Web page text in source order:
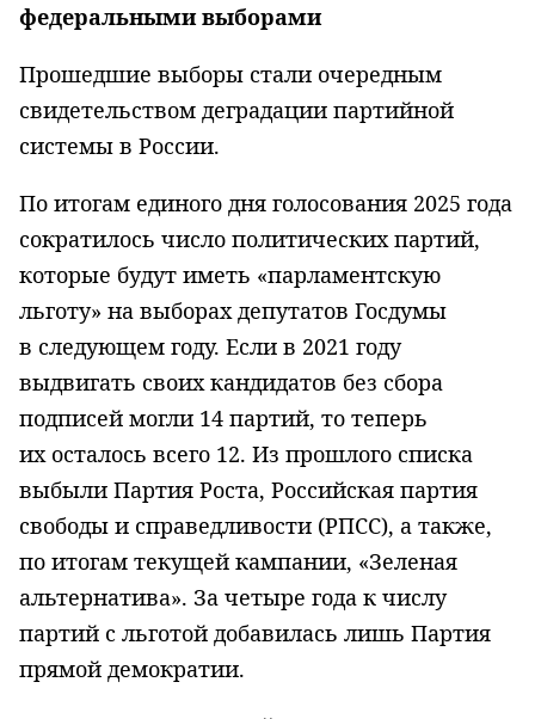
федеральными выборами
Прошедшие выборы стали очередным
свидетельством деградации партийной
системы в России.
По итогам единого дня голосования 2025 года
сократилось число политических партий,
которые будут иметь «парламентскую
льготу» на выборах депутатов Госдумы
в следующем году. Если в 2021 году
выдвигать своих кандидатов без сбора
подписей могли 14 партий, то теперь
их осталось всего 12. Из прошлого списка
выбыли Партия Роста, Российская партия
свободы и справедливости (РПСС), а также,
по итогам текущей кампании, «Зеленая
альтернатива». За четыре года к числу
партий с льготой добавилась лишь Партия
прямой демократии.